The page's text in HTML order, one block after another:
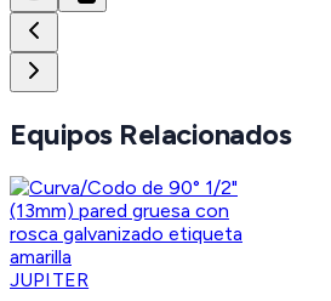
Equipos Relacionados
JUPITER